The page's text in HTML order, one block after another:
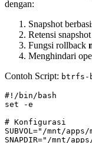
dengan:
Snapshot
Retensi
Fungsi rollback
Menghindari
Contoh Script: btrfs-
set
# Konfigurasi
SUBVOL ="/mnt/apps/
SNAPDIR="/mnt/